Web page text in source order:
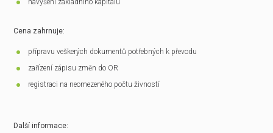
navýšení základního kapitálu
Cena zahrnuje:
přípravu veškerých dokumentů potřebných k převodu
zařízení zápisu změn do OR
registraci na neomezeného počtu živností
Další informace: